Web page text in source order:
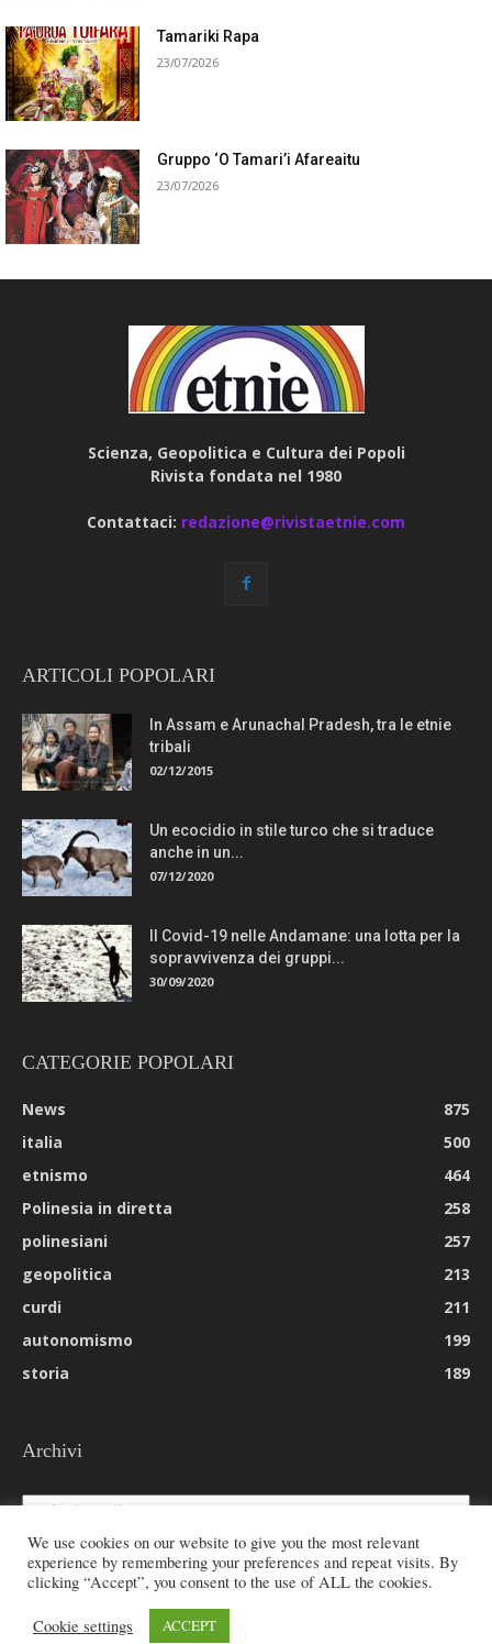
Tamariki Rapa
23/07/2026
Gruppo ‘O Tamari’i Afareaitu
23/07/2026
Scienza, Geopolitica e Cultura dei Popoli
Rivista fondata nel 1980
Contattaci: redazione@rivistaetnie.com
ARTICOLI POPOLARI
In Assam e Arunachal Pradesh, tra le etnie
tribali
02/12/2015
Un ecocidio in stile turco che si traduce
anche in un...
07/12/2020
Il Covid-19 nelle Andamane: una lotta per la
sopravvivenza dei gruppi...
30/09/2020
CATEGORIE POPOLARI
News
875
italia
500
etnismo
464
Polinesia in diretta
258
polinesiani
257
geopolitica
213
curdi
211
autonomismo
199
storia
189
Archivi
Archivi
© 2026 All rights reserved - Etnie -
We use cookies on our website to give you the most relevant
experience by remembering your preferences and repeat visits. By
clicking “Accept”, you consent to the use of ALL the cookies.
Cookie settings ACCEPT